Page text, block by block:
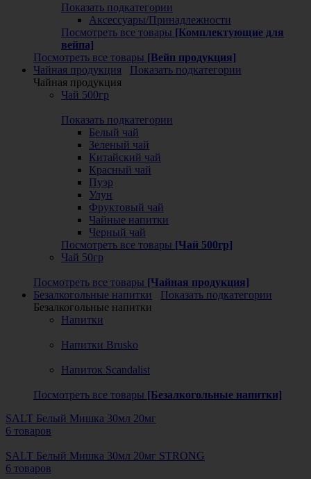
Показать подкатегории
Аксессуары/Принадлежности
Посмотреть все товары [Комплектующие для
вейпа]
Посмотреть все товары [Вейп продукция]
Чайная продукция
Показать подкатегории
Чайная продукция
Чай 500гр
Показать подкатегории
Белый чай
Зеленый чай
Китайский чай
Красный чай
Пуэр
Улун
Фруктовый чай
Чайные напитки
Черный чай
Посмотреть все товары [Чай 500гр]
Чай 50гр
Посмотреть все товары [Чайная продукция]
Безалкогольные напитки
Показать подкатегории
Безалкогольные напитки
Напитки
Напитки Brusko
Напиток Scandalist
Посмотреть все товары [Безалкогольные напитки]
SALT Белый Мишка 30мл 20мг
6 товаров
SALT Белый Мишка 30мл 20мг STRONG
6 товаров